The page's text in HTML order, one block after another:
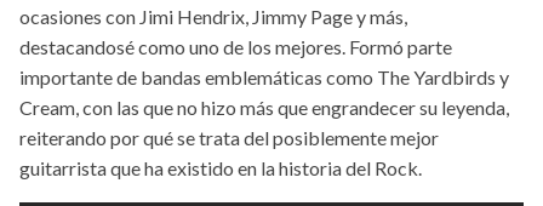
ocasiones con Jimi Hendrix, Jimmy Page y más,
destacandosé como uno de los mejores. Formó parte
importante de bandas emblemáticas como The Yardbirds y
Cream, con las que no hizo más que engrandecer su leyenda,
reiterando por qué se trata del posiblemente mejor
guitarrista que ha existido en la historia del Rock.